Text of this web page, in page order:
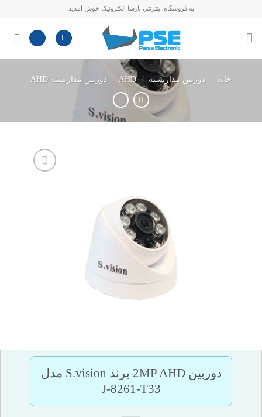
content
به فروشگاه اینترنتی پارسا الکترونیک خوش آمدید
خانه دوربین مداربسته /
AHD
/ دوربین مداربسته AHD
دوربین 2MP AHD برند S.vision مدل
J-8261-T33